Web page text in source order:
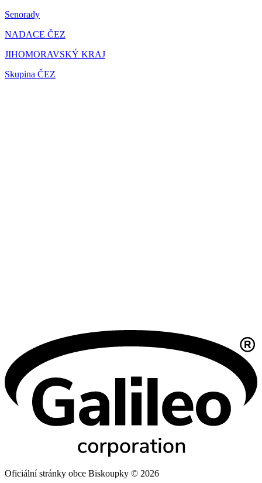
Senorady
NADACE ČEZ
JIHOMORAVSKÝ KRAJ
Skupina ČEZ
Oficiální stránky obce Biskoupky © 2026